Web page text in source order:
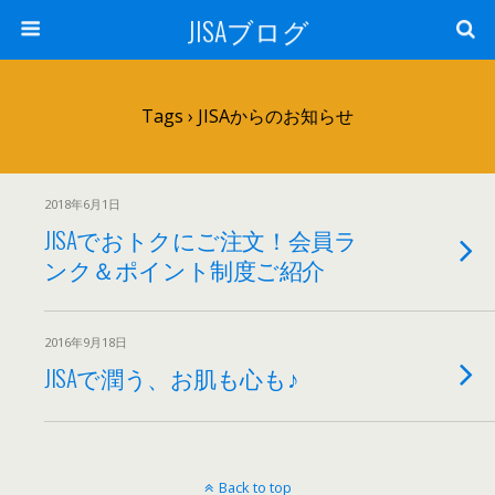
JISAブログ
Tags › JISAからのお知らせ
2018年6月1日
JISAでおトクにご注文！会員ラ
ンク＆ポイント制度ご紹介
2016年9月18日
JISAで潤う、お肌も心も♪
Back to top